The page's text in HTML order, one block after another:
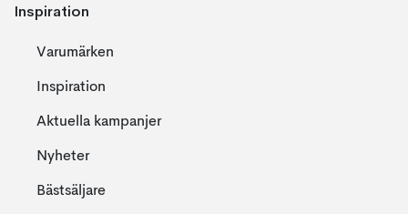
Inspiration
Varumärken
Inspiration
Aktuella kampanjer
Nyheter
Bästsäljare